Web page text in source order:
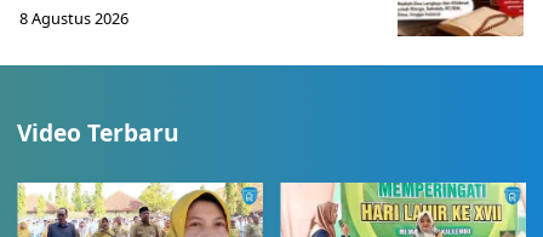
8 Agustus 2026
Video Terbaru